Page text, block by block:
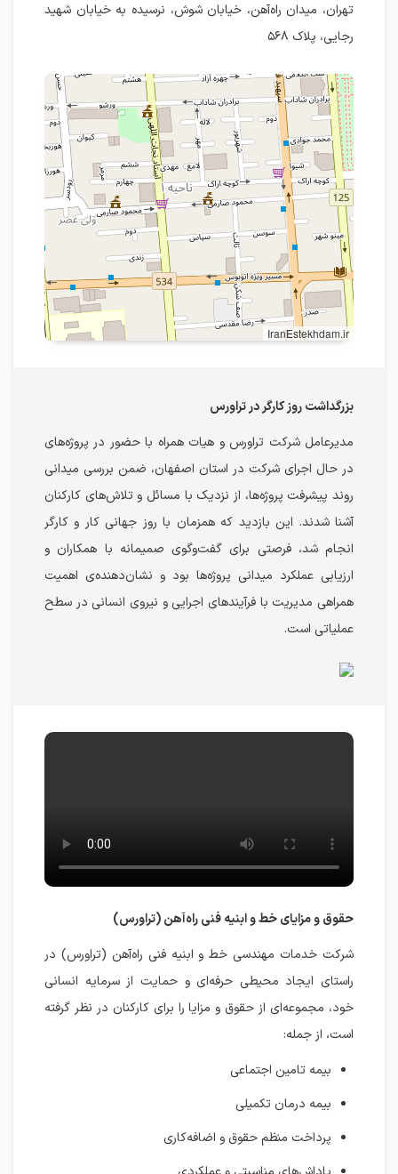
تهران، میدان راه‌آهن، خیابان شوش، نرسیده به خیابان شهید
رجایی، پلاک ۵۶۸
IranEstekhdam.ir
بزرگداشت روز کارگر در تراورس
مدیرعامل شرکت تراورس و هیات همراه با حضور در پروژه‌های
در حال اجرای شرکت در استان اصفهان، ضمن بررسی میدانی
روند پیشرفت پروژه‌ها، از نزدیک با مسائل و تلاش‌های کارکنان
آشنا شدند. این بازدید که همزمان با روز جهانی کار و کارگر
انجام شد، فرصتی برای گفت‌وگوی صمیمانه با همکاران و
ارزیابی عملکرد میدانی پروژه‌ها بود و نشان‌دهنده‌ی اهمیت
همراهی مدیریت با فرآیندهای اجرایی و نیروی انسانی در سطح
عملیاتی است.
حقوق و مزایای خط و ابنیه فنی راه‌آهن (تراورس)
شرکت خدمات مهندسی خط و ابنیه فنی راه‌آهن (تراورس) در
راستای ایجاد محیطی حرفه‌ای و حمایت از سرمایه انسانی
خود، مجموعه‌ای از حقوق و مزایا را برای کارکنان در نظر گرفته
است، از جمله:
بیمه تامین اجتماعی
بیمه درمان تکمیلی
پرداخت منظم حقوق و اضافه‌کاری